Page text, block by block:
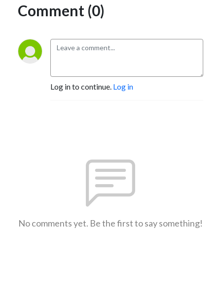
Comment (0)
Log in to continue. Log in
No comments yet. Be the first to say something!